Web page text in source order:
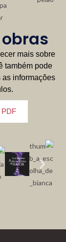
mais sobre
também pode
as informações
PDF